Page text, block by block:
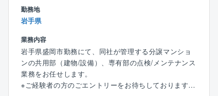
■安定基盤で安心して就業可能！
業界トップの管理物件数を誇る大京グループ＆盤石の
オリックスグループ
【事業基盤】
株式会社大京のグループ会社であり、分譲マンション
（サーパスマンション）の管理を中心とした建物の維
持管理業を全国で展開しており、毎年管理戸数受注実
勤務地
岩手県
業務内容
岩手県盛岡市勤務にて、同社が管理する分譲マンショ
ンの共用部（建物/設備）、専有部の点検/メンテナンス
業務をお任せします。
※ご経験者の方のごエントリーをお待ちしております